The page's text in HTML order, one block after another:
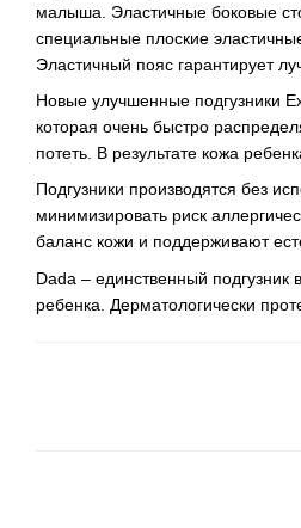
малыша. Эластичные боковые
специальные плоские
Эластичный пояс гарантирует
Новые улучшенные подгузники
которая очень быстро
потеть. В результате кожа
Подгузники производятся без
минимизировать риск
баланс кожи и поддерживают
Dada – единственный
ребенка. Дерматологически